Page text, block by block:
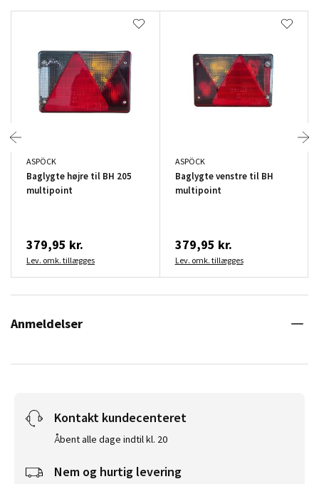
ASPÖCK
Baglygte højre til BH 205
multipoint
379,95 kr.
Lev. omk. tillægges
ASPÖCK
Baglygte venstre til BH
multipoint
379,95 kr.
Lev. omk. tillægges
Anmeldelser
Kontakt kundecenteret
Åbent alle dage indtil kl. 20
Nem og hurtig levering